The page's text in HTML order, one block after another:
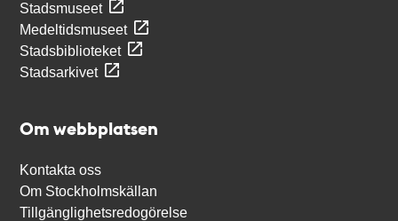
Stadsmuseet
Medeltidsmuseet
Stadsbiblioteket
Stadsarkivet
Om webbplatsen
Kontakta oss
Om Stockholmskällan
Tillgänglighetsredogörelse